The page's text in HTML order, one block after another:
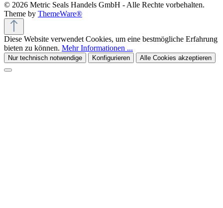
© 2026 Metric Seals Handels GmbH - Alle Rechte vorbehalten.
Theme by ThemeWare®
Diese Website verwendet Cookies, um eine bestmögliche Erfahrung
bieten zu können. Mehr Informationen ...
Nur technisch notwendige Konfigurieren Alle Cookies akzeptieren